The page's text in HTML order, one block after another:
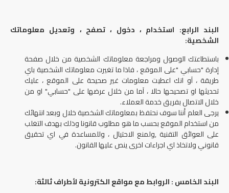
البند الرابع: استخدام ، دخول ، تصفح ، وتعديل معلوماتك
الشخصية:
باستطاعتك الوصول ومراجعة معلوماتك الشخصية من خلال صفحة
إدارة "حسابي "على الموقع ، فاذا ما تغيرت معلوماتك الشخصية باي
طريقة ، آو انك اعطيت معلومات غير صحيحة على الموقع ، عليك
تحديثها او تصحيحها حالا ، آما من خلال عرضها على "حسابي" او من
خلال الاتصال بفريق خدمة العملاء.
يرجى العلم أننا سوف نحتفظ بمعلوماتك الشخصية خلال وبعد انتهائك
من استخدام الموقع بحسب ما هو مطلوب قانونا وذلك بهدف التغلب
على العوائق التقنية ,ولمنع الاحتيال ، وللمساعدة في اي تحقيق
قانوني ولاتخاذ اي اجراءات اخرى ينص عليها القانون.
البند الخامس : الروابط مع مواقع الكترونية لأطراف ثالثة: